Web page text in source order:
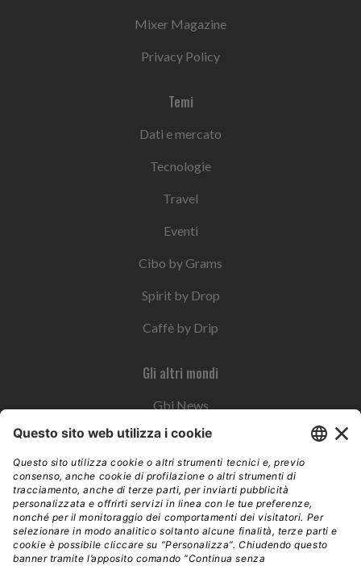
Mixer Magazine
Privacy Policy
Temi
Dati e mercato
Tecnologie
Travel
Eventi
Cibo by Grams
Spirit by Drop
Caffè by Drip
Gli altri mondi
Gbi News
Instoremag
Esplora il gruppo
Edra Edizioni
Edizioni LSWR